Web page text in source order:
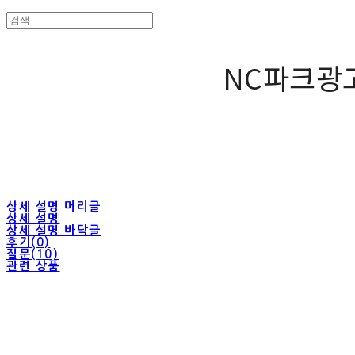
NC파크광
상세 설명 머리글
상세 설명
상세 설명 바닥글
후기(0)
질문(10)
관련 상품